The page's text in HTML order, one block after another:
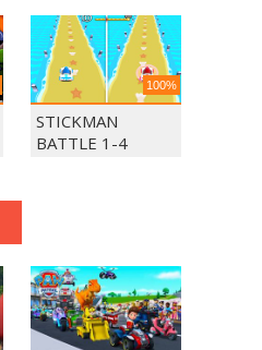
100%
STICKMAN
BATTLE 1-4